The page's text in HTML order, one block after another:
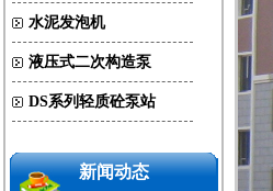
水泥发泡机
液压式二次构造泵
DS系列轻质砼泵站
新闻动态
北京地安门将“南移复建”恢复中
轴线
电热地暖盯准“体系外”供暖市场